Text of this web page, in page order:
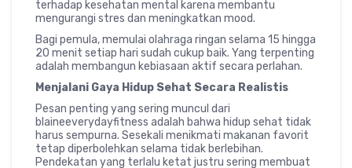
terhadap kesehatan mental karena membantu
mengurangi stres dan meningkatkan mood.
Bagi pemula, memulai olahraga ringan selama 15 hingga
20 menit setiap hari sudah cukup baik. Yang terpenting
adalah membangun kebiasaan aktif secara perlahan.
Menjalani Gaya Hidup Sehat Secara Realistis
Pesan penting yang sering muncul dari
blaineeverydayfitness adalah bahwa hidup sehat tidak
harus sempurna. Sesekali menikmati makanan favorit
tetap diperbolehkan selama tidak berlebihan.
Pendekatan yang terlalu ketat justru sering membuat